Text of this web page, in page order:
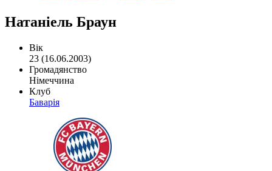
Натаніель Браун
Вік
23 (16.06.2003)
Громадянство
Німеччина
Клуб
Баварія